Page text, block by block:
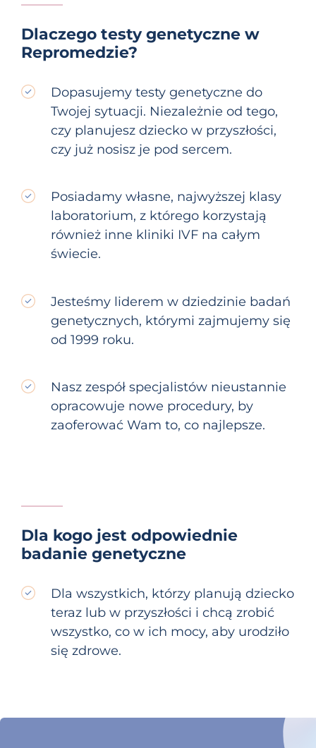
Dlaczego testy genetyczne w
Repromedzie?
Dopasujemy testy genetyczne do
Twojej sytuacji. Niezależnie od tego,
czy planujesz dziecko w przyszłości,
czy już nosisz je pod sercem.
Posiadamy własne, najwyższej klasy
laboratorium, z którego korzystają
również inne kliniki IVF na całym
świecie.
Jesteśmy liderem w dziedzinie badań
genetycznych, którymi zajmujemy się
od 1999 roku.
Nasz zespół specjalistów nieustannie
opracowuje nowe procedury, by
zaoferować Wam to, co najlepsze.
Dla kogo jest odpowiednie
badanie genetyczne
Dla wszystkich, którzy planują dziecko
teraz lub w przyszłości i chcą zrobić
wszystko, co w ich mocy, aby urodziło
się zdrowe.